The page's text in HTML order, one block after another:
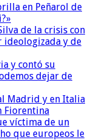
en Peñarol de
de la crisis con
y de
y contó su
dejar de
Madrid y en Italia
Fiorentina
víctima de un
que europeos le